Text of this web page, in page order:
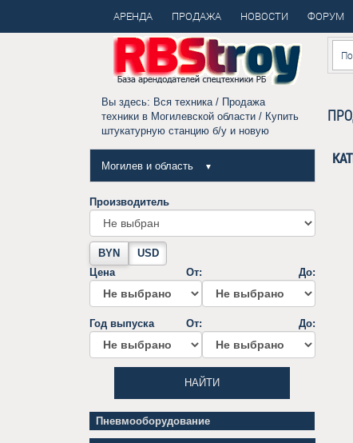
АРЕНДА ПРОДАЖА НОВОСТИ ФОРУМ
Вы здесь: Вся техника/ Продажа
техники в Могилевской области / Купить
штукатурную станцию б/у и новую
Могилев и область ▼
Производитель
BYN
USD
Цена
От: До:
Год выпуска От: До:
НАЙТИ
Пневмооборудование
Компрессоры